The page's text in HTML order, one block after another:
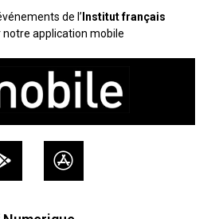
de l’Institut français
notre application mobile